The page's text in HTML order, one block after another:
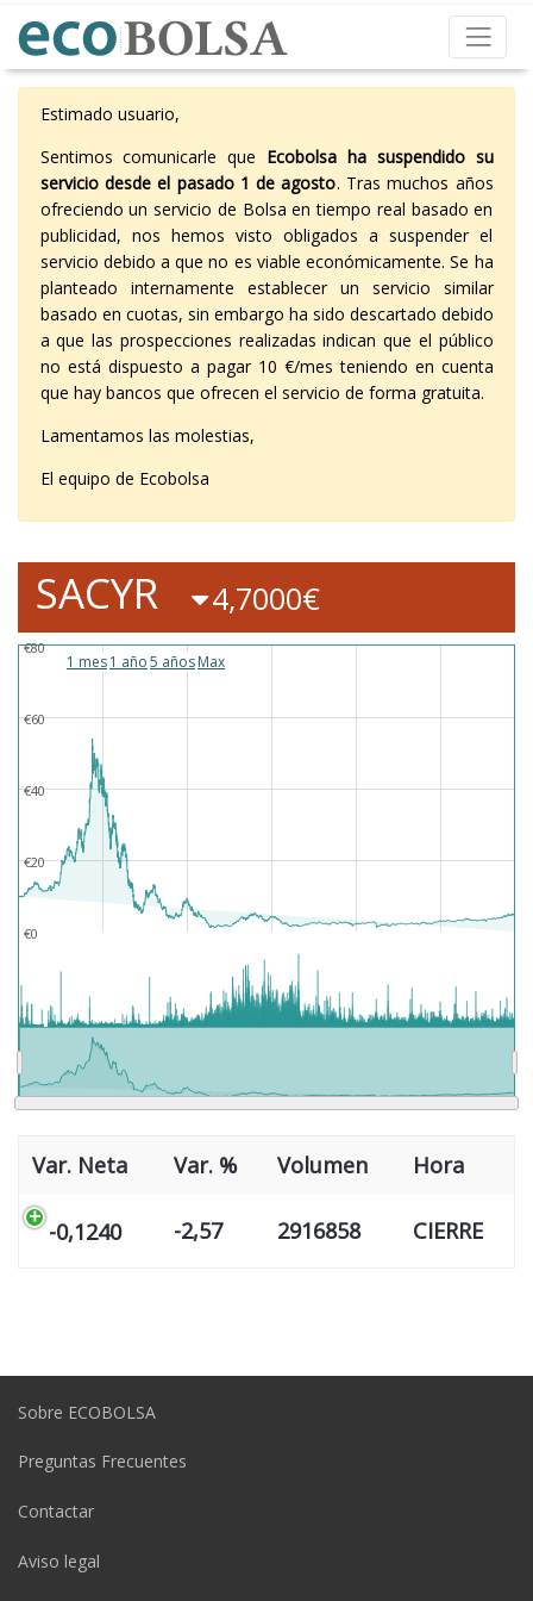
Estimado usuario,
Sentimos comunicarle que Ecobolsa ha suspendido su
servicio desde el pasado 1 de agosto. Tras muchos años
ofreciendo un servicio de Bolsa en tiempo real basado en
publicidad, nos hemos visto obligados a suspender el
servicio debido a que no es viable económicamente. Se ha
planteado internamente establecer un servicio similar
basado en cuotas, sin embargo ha sido descartado debido
a que las prospecciones realizadas indican que el público
no está dispuesto a pagar 10 €/mes teniendo en cuenta
que hay bancos que ofrecen el servicio de forma gratuita.
Lamentamos las molestias,
El equipo de Ecobolsa
SACYR 4,7000€
1 mes1 año5 añosMax
€0
€20
€40
€60
€80
Var. Neta Var. % Volumen Hora
-0,1240 -2,57 2916858 CIERRE
Sobre ECOBOLSA
Preguntas Frecuentes
Contactar
Aviso legal